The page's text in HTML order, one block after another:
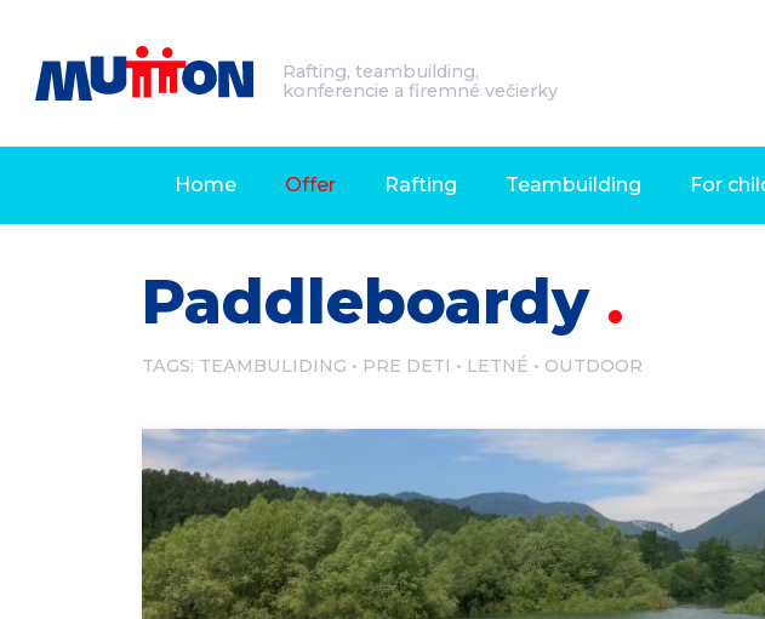
Rafting, teambuilding,
konferencie a firemné večierky
Home Offer Rafting Teambuilding For
Paddleboardy
TAGS: TEAMBULIDING PRE DETI LETNÉ OUTDOOR